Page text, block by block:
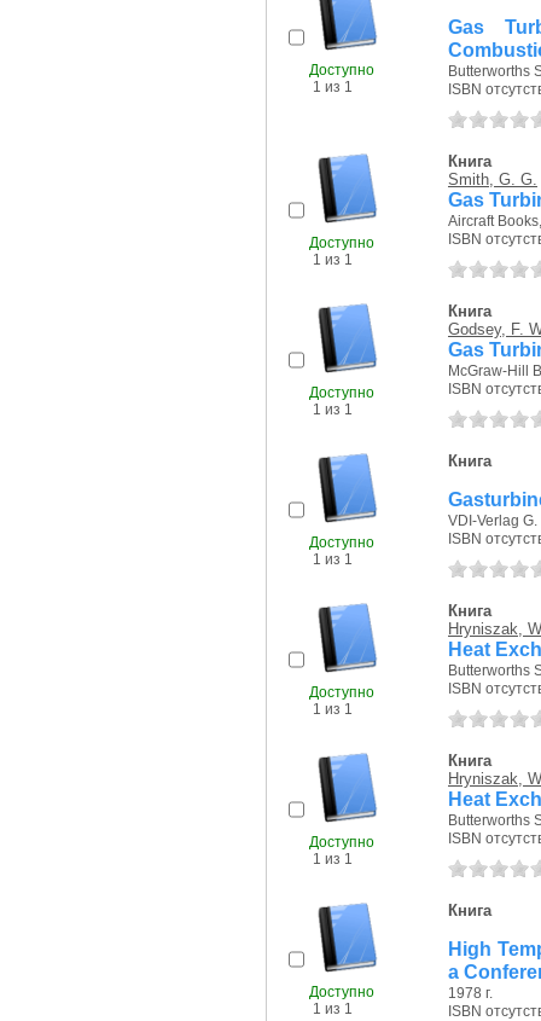
Доступно
1 из 1
Gas
Butterworths
ISBN
Доступно
1 из 1
Книга
Smith, G. G.
Gas
Aircraft
ISBN
Доступно
1 из 1
Книга
Godsey, F.
Gas
McGraw-Hill
ISBN
Доступно
1 из 1
Книга
VDI-Verlag G.
ISBN
Доступно
1 из 1
Книга
Hryniszak,
Heat
Butterworths
ISBN
Доступно
1 из 1
Книга
Hryniszak,
Heat
Butterworths
ISBN
Доступно
1 из 1
Книга
High
a
1978 г.
ISBN